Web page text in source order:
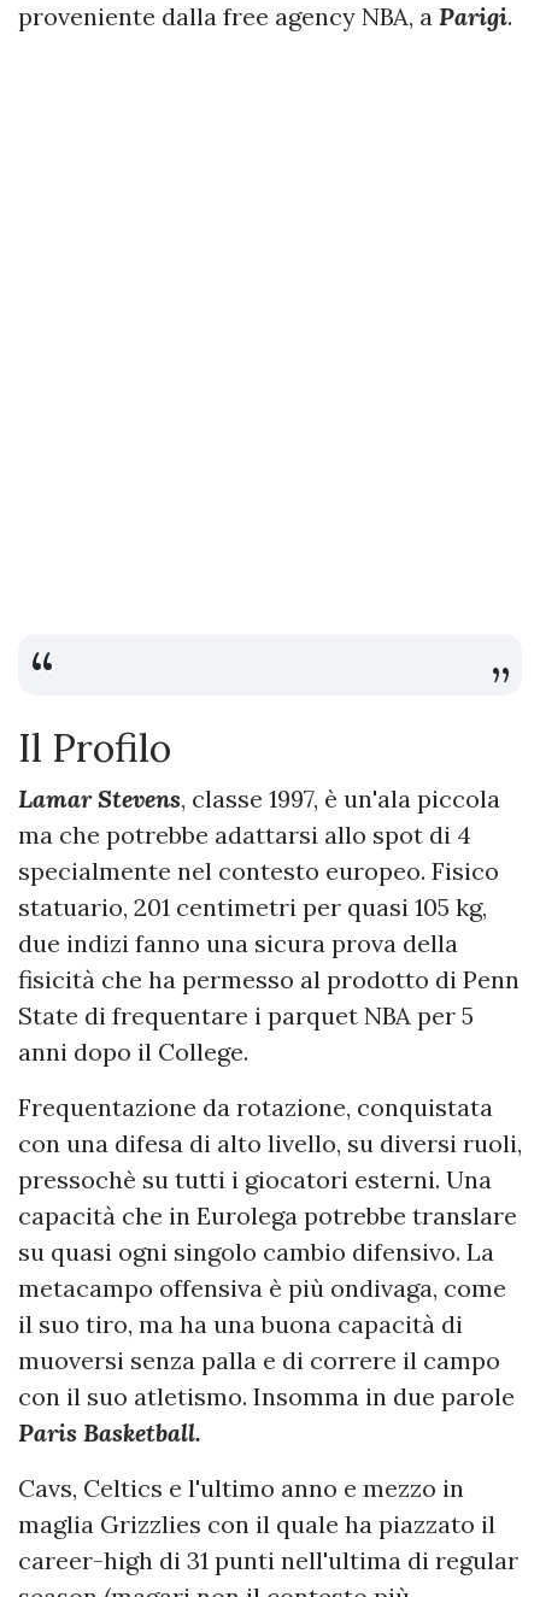
proveniente dalla free agency NBA, a Parigi.
Il Profilo
Lamar Stevens, classe 1997, è un'ala piccola
ma che potrebbe adattarsi allo spot di 4
specialmente nel contesto europeo. Fisico
statuario, 201 centimetri per quasi 105 kg,
due indizi fanno una sicura prova della
fisicità che ha permesso al prodotto di Penn
State di frequentare i parquet NBA per 5
anni dopo il College.
Frequentazione da rotazione, conquistata
con una difesa di alto livello, su diversi ruoli,
pressochè su tutti i giocatori esterni. Una
capacità che in Eurolega potrebbe translare
su quasi ogni singolo cambio difensivo. La
metacampo offensiva è più ondivaga, come
il suo tiro, ma ha una buona capacità di
muoversi senza palla e di correre il campo
con il suo atletismo. Insomma in due parole
Paris Basketball.
Cavs, Celtics e l'ultimo anno e mezzo in
maglia Grizzlies con il quale ha piazzato il
career-high di 31 punti nell'ultima di regular